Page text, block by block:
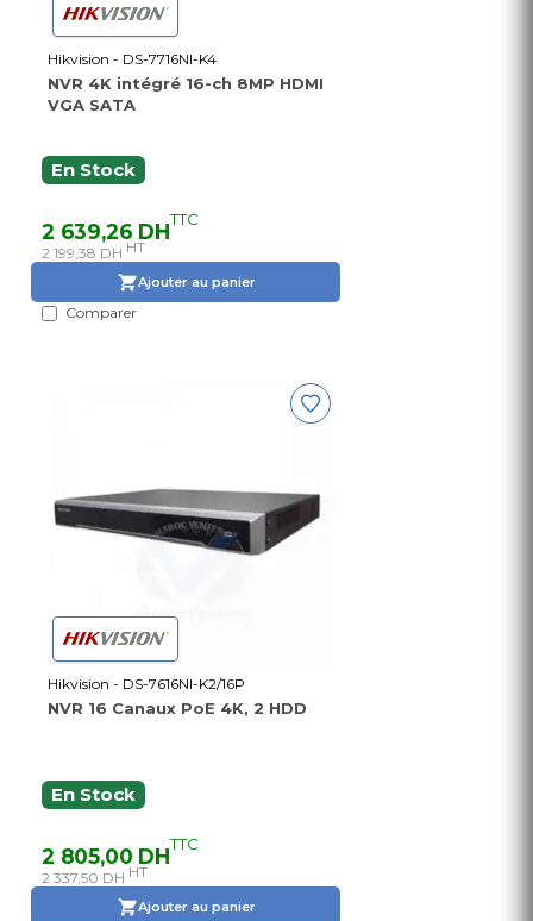
Hikvision - DS-7716NI-K4
NVR 4K intégré 16-ch 8MP HDMI
VGA SATA
En Stock
2 639,26 DHTTC
2 199,38 DH HT
Ajouter au panier
Comparer
Hikvision - DS-7616NI-K2/16P
NVR 16 Canaux PoE 4K, 2 HDD
En Stock
2 805,00 DHTTC
2 337,50 DH HT
Ajouter au panier